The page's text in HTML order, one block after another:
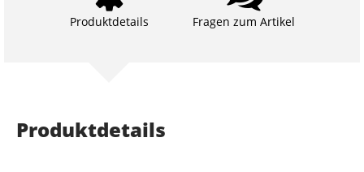
Produktdetails Fragen zum Artikel
Produktdetails